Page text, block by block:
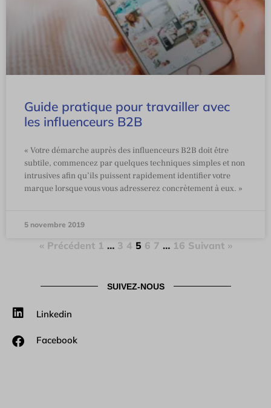
Guide pratique pour travailler avec
les influenceurs B2B
« Votre démarche auprès des influenceurs B2B doit être
subtile, commencez par quelques techniques simples et non
intrusives afin qu’ils puissent rapidement identifier votre
marque lorsque vous vous adresserez concrètement à eux. »
5 novembre 2019
« Précédent 1 … 3 4 5 6 7 … 16 Suivant »
SUIVEZ-NOUS
Linkedin
Facebook